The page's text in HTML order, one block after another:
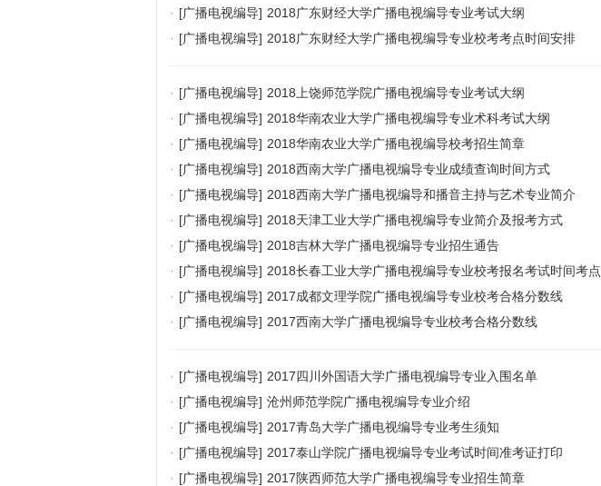
· [广播电视编导] 2018广东财经大学广播电视编导专业考试大纲
· [广播电视编导] 2018广东财经大学广播电视编导专业校考考点时间安排
· [广播电视编导] 2018上饶师范学院广播电视编导专业考试大纲
· [广播电视编导] 2018华南农业大学广播电视编导专业术科考试大纲
· [广播电视编导] 2018华南农业大学广播电视编导校考招生简章
· [广播电视编导] 2018西南大学广播电视编导专业成绩查询时间方式
· [广播电视编导] 2018西南大学广播电视编导和播音主持与艺术专业简介
· [广播电视编导] 2018天津工业大学广播电视编导专业简介及报考方式
· [广播电视编导] 2018吉林大学广播电视编导专业招生通告
· [广播电视编导] 2018长春工业大学广播电视编导专业校考报名考试时间考点
· [广播电视编导] 2017成都文理学院广播电视编导专业校考合格分数线
· [广播电视编导] 2017西南大学广播电视编导专业校考合格分数线
· [广播电视编导] 2017四川外国语大学广播电视编导专业入围名单
· [广播电视编导] 沧州师范学院广播电视编导专业介绍
· [广播电视编导] 2017青岛大学广播电视编导专业考生须知
· [广播电视编导] 2017泰山学院广播电视编导专业考试时间准考证打印
· [广播电视编导] 2017陕西师范大学广播电视编导专业招生简章